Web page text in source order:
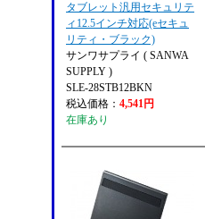
タブレット汎用セキュリテ
ィ12.5インチ対応(eセキュ
リティ・ブラック)
サンワサプライ ( SANWA
SUPPLY )
SLE-28STB12BKN
税込価格： 4,541円
在庫あり